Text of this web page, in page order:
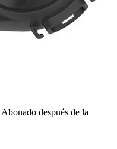
Abonado después de la